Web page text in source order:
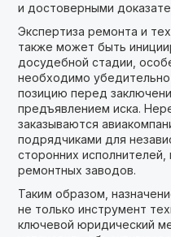
и достоверными
Экспертиза ремонта и
также может быть
досудебной стадии,
необходимо
позицию перед
предъявлением иска.
заказываются
подрядчиками для
сторонних исполнителей,
ремонтных заводов.
Таким образом,
не только инструмент
ключевой юридический